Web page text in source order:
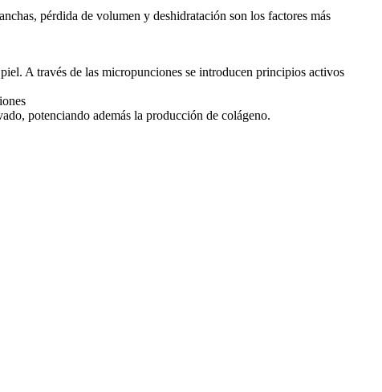
pérdida de volumen y deshidratación son los factores más
A través de las micropunciones se introducen principios activos
potenciando además la producción de colágeno.